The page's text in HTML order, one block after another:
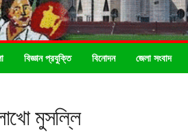
বিজ্ঞান প্রযুক্তি বিনোদন জেলা সংবাদ
মুসল্লি